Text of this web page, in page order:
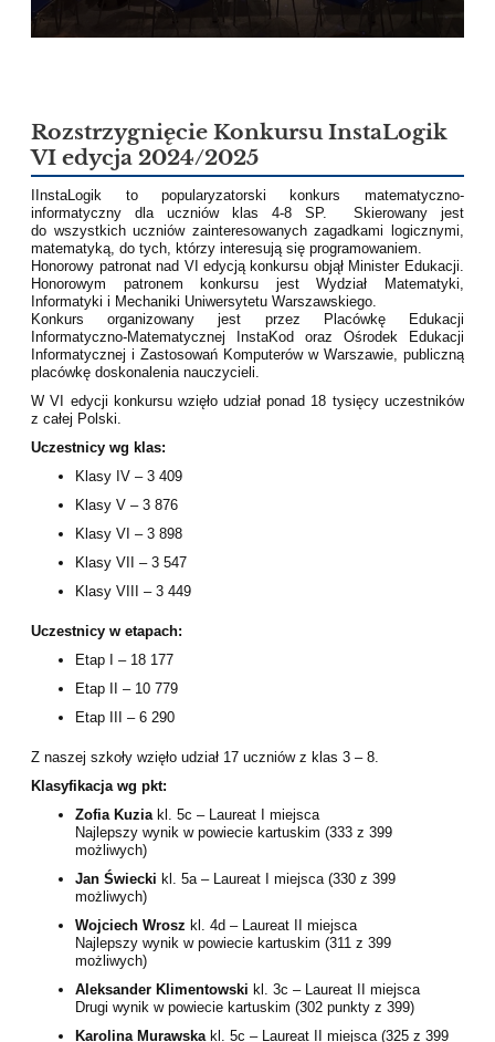
Rozstrzygnięcie Konkursu InstaLogik
VI edycja 2024/2025
IInstaLogik to popularyzatorski konkurs matematyczno-
informatyczny dla uczniów klas 4-8 SP. Skierowany jest
do wszystkich uczniów zainteresowanych zagadkami logicznymi,
matematyką, do tych, którzy interesują się programowaniem.
Honorowy patronat nad VI edycją konkursu objął Minister Edukacji.
Honorowym patronem konkursu jest Wydział Matematyki,
Informatyki i Mechaniki Uniwersytetu Warszawskiego.
Konkurs organizowany jest przez Placówkę Edukacji
Informatyczno-Matematycznej InstaKod oraz Ośrodek Edukacji
Informatycznej i Zastosowań Komputerów w Warszawie, publiczną
placówkę doskonalenia nauczycieli.
W VI edycji konkursu wzięło udział ponad 18 tysięcy uczestników
z całej Polski.
Uczestnicy wg klas:
Klasy IV – 3 409
Klasy V – 3 876
Klasy VI – 3 898
Klasy VII – 3 547
Klasy VIII – 3 449
Uczestnicy w etapach:
Etap I – 18 177
Etap II – 10 779
Etap III – 6 290
Z naszej szkoły wzięło udział 17 uczniów z klas 3 – 8.
Klasyfikacja wg pkt:
Zofia Kuzia kl. 5c – Laureat I miejsca
Najlepszy wynik w powiecie kartuskim (333 z 399
możliwych)
Jan Świeckikl. 5a – Laureat I miejsca (330 z 399
możliwych)
Wojciech Wroszkl. 4d – Laureat II miejsca
Najlepszy wynik w powiecie kartuskim (311 z 399
możliwych)
Aleksander Klimentowskikl. 3c – Laureat II miejsca
Drugi wynik w powiecie kartuskim (302 punkty z 399)
Karolina Murawskakl. 5c – Laureat II miejsca (325 z 399